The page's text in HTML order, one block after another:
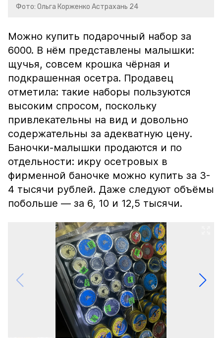
Фото: Ольга Корженко Астрахань 24
Можно купить подарочный набор за
6000. В нём представлены малышки:
щучья, совсем крошка чёрная и
подкрашенная осетра. Продавец
отметила: такие наборы пользуются
высоким спросом, поскольку
привлекательны на вид и довольно
содержательны за адекватную цену.
Баночки-малышки продаются и по
отдельности: икру осетровых в
фирменной баночке можно купить за 3-
4 тысячи рублей. Даже следуют объёмы
побольше — за 6, 10 и 12,5 тысячи.